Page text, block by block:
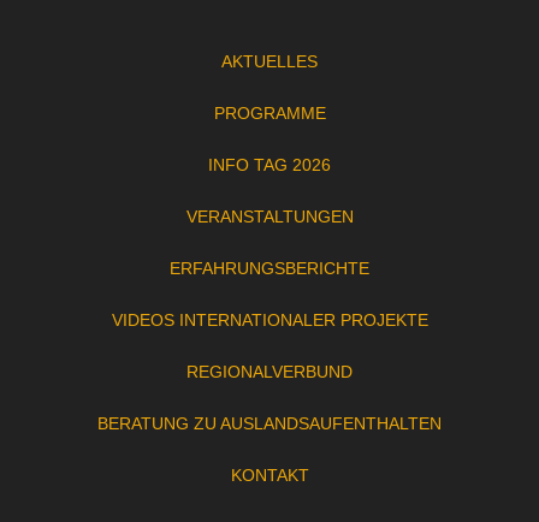
AKTUELLES
PROGRAMME
INFO TAG 2026
VERANSTALTUNGEN
ERFAHRUNGSBERICHTE
VIDEOS INTERNATIONALER PROJEKTE
REGIONALVERBUND
BERATUNG ZU AUSLANDSAUFENTHALTEN
KONTAKT